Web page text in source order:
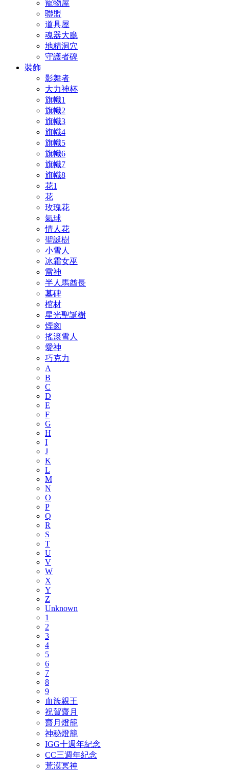
寵物屋
聯盟
道具屋
魂器大廳
地精洞穴
守護者碑
裝飾
影舞者
大力神杯
旗幟1
旗幟2
旗幟3
旗幟4
旗幟5
旗幟6
旗幟7
旗幟8
花1
花
玫瑰花
氣球
情人花
聖誕樹
小雪人
冰霜女巫
雷神
半人馬酋長
墓碑
棺材
星光聖誕樹
煙囪
搖滾雪人
愛神
巧克力
A
B
C
D
E
F
G
H
I
J
K
L
M
N
O
P
Q
R
S
T
U
V
W
X
Y
Z
Unknown
1
2
3
4
5
6
7
8
9
血族親王
祝賀齋月
齋月燈籠
神秘燈籠
IGG十週年紀念
CC三週年紀念
荒漠冥神